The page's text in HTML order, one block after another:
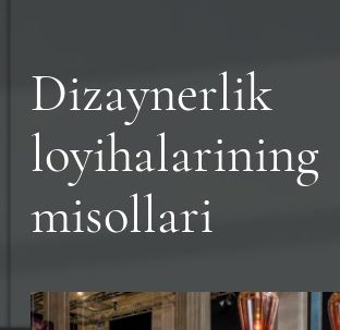
Dizaynerlik
loyihalarining
misollari